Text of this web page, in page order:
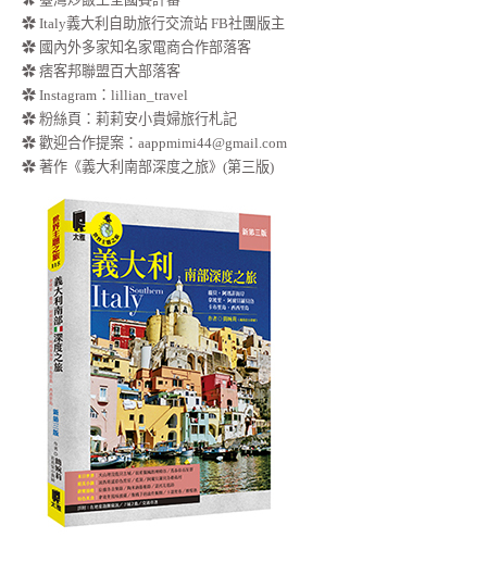
✿ Italy義大利自助旅行交流站 FB社團版主
✿ 國內外多家知名家電商合作部落客
✿ 痞客邦聯盟百大部落客
✿ Instagram：lillian_travel
✿ 粉絲頁：莉莉安小貴婦旅行札記
✿ 歡迎合作提案： aappmimi44@gmail.com
✿ 著作《義大利南部深度之旅》(第三版)